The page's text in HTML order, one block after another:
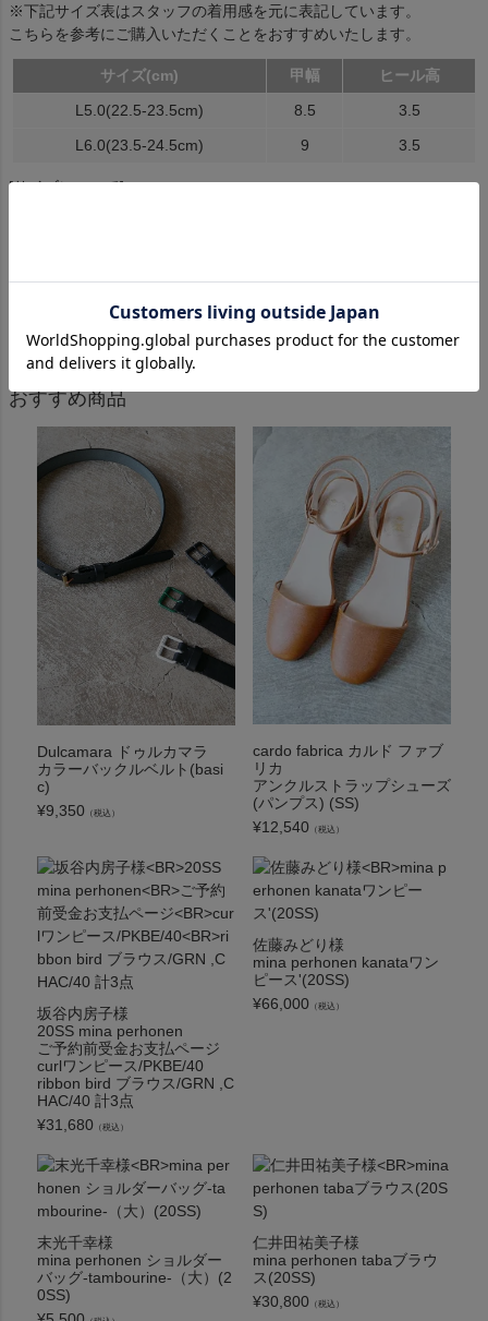
※下記サイズ表はスタッフの着用感を元に表記しています。
こちらを参考にご購入いただくことをおすすめいたします。
サイズ(cm) 甲幅
ヒール高
L5.0(22.5-23.5cm)
8.5
3.5
L6.0(23.5-24.5cm)
9 3.5
[サイズについて]
・返品特約について
おすすめ商品
Dulcamara ドゥルカマラ
カラーバックルベルト(basi
c)
¥9,350 （税込）
cardo fabrica カルド ファブ
リカ
アンクルストラップシューズ
(パンプス) (SS)
¥12,540 （税込）
坂谷内房子様
20SS mina perhonen
ご予約前受金お支払ページ
curlワンピース/PKBE/40
ribbon bird ブラウス/GRN ,C
HAC/40 計3点
¥31,680 （税込）
佐藤みどり様
mina perhonen kanataワン
ピース'(20SS)
¥66,000 （税込）
末光千幸様
mina perhonen ショルダー
バッグ-tambourine-（大）(2
0SS)
仁井田祐美子様
mina perhonen tabaブラウ
ス(20SS)
¥30,800 （税込）